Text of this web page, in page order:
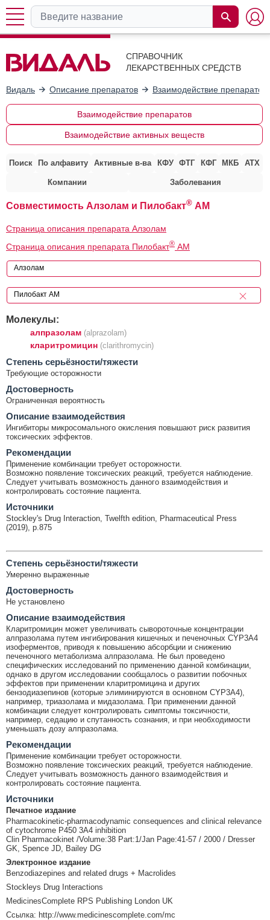
СПРАВОЧНИК
ЛЕКАРСТВЕННЫХ СРЕДСТВ
Видаль Описание препаратов Взаимодействие препаратов
Взаимодействие препаратов
Взаимодействие активных веществ
Поиск По алфавиту Активные в-ва КФУ ФТГ КФГ МКБ АТХ
Компании Заболевания
Совместимость Алзолам и Пилобакт® АМ
Страница описания препарата Алзолам
Страница описания препарата Пилобакт® АМ
Молекулы:
алпразолам (alprazolam)
кларитромицин (clarithromycin)
Cтепень серьёзности/тяжести
Требующие осторожности
Достоверность
Ограниченная вероятность
Описание взаимодействия
Ингибиторы микросомального окисления повышают риск развития
токсических эффектов.
Рекомендации
Применение комбинации требует осторожности.
Возможно появление токсических реакций, требуется наблюдение.
Следует учитывать возможность данного взаимодействия и
контролировать состояние пациента.
Источники
Stockley's Drug Interaction, Twelfth edition, Pharmaceutical Press
(2019), p.875
Cтепень серьёзности/тяжести
Умеренно выраженные
Достоверность
Не установлено
Описание взаимодействия
Кларитромицин может увеличивать сывороточные концентрации
алпразолама путем ингибирования кишечных и печеночных CYP3A4
изоферментов, приводя к повышению абсорбции и снижению
печеночного метаболизма алпразолама. Не был проведено
специфических исследований по применению данной комбинации,
однако в другом исследовании сообщалось о развитии побочных
эффектов при применении кларитромицина и других
бензодиазепинов (которые элиминируются в основном CYP3A4),
например, триазолама и мидазолама. При применении данной
комбинации следует контролировать симптомы токсичности,
например, седацию и спутанность сознания, и при необходимости
уменьшать дозу алпразолама.
Рекомендации
Применение комбинации требует осторожности.
Возможно появление токсических реакций, требуется наблюдение.
Следует учитывать возможность данного взаимодействия и
контролировать состояние пациента.
Источники
Печатное издание
Pharmacokinetic-pharmacodynamic consequences and clinical relevance
of cytochrome P450 3A4 inhibition
Clin Pharmacokinet /Volume:38 Part:1/Jan Page:41-57 / 2000 / Dresser
GK, Spence JD, Bailey DG
Электронное издание
Benzodiazepines and related drugs + Macrolides
Stockleys Drug Interactions
MedicinesComplete RPS Publishing London UK
Ссылка: http://www.medicinescomplete.com/mc